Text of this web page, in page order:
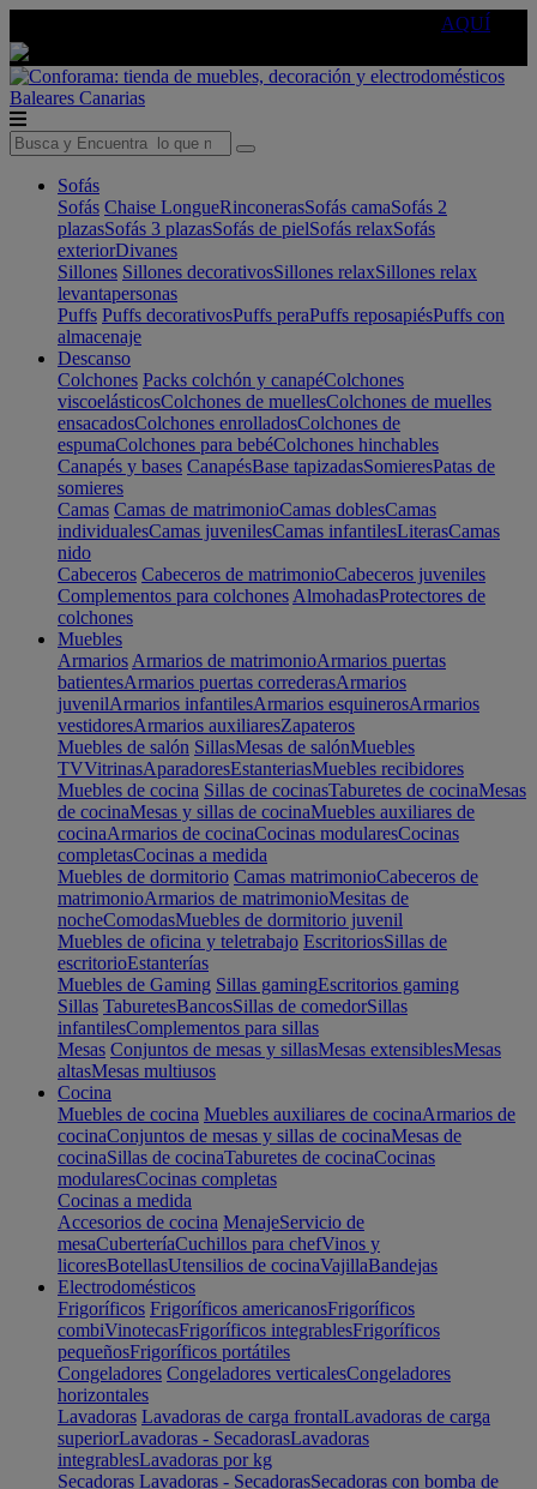
AQUÍ
Baleares Canarias
Sofás
Sofás Chaise LongueRinconerasSofás camaSofás 2
plazasSofás 3 plazasSofás de pielSofás relaxSofás
exteriorDivanes
Sillones Sillones decorativosSillones relaxSillones relax
levantapersonas
Puffs Puffs decorativosPuffs peraPuffs reposapiésPuffs con
almacenaje
Descanso
Colchones Packs colchón y canapéColchones
viscoelásticosColchones de muellesColchones de muelles
ensacadosColchones enrolladosColchones de
espumaColchones para bebéColchones hinchables
Canapés y bases CanapésBase tapizadasSomieresPatas de
somieres
Camas Camas de matrimonioCamas doblesCamas
individualesCamas juvenilesCamas infantilesLiterasCamas
nido
Cabeceros Cabeceros de matrimonioCabeceros juveniles
Complementos para colchones AlmohadasProtectores de
colchones
Muebles
Armarios Armarios de matrimonioArmarios puertas
batientesArmarios puertas correderasArmarios
juvenilArmarios infantilesArmarios esquinerosArmarios
vestidoresArmarios auxiliaresZapateros
Muebles de salón SillasMesas de salónMuebles
TVVitrinasAparadoresEstanteriasMuebles recibidores
Muebles de cocina Sillas de cocinasTaburetes de cocinaMesas
de cocinaMesas y sillas de cocinaMuebles auxiliares de
cocinaArmarios de cocinaCocinas modularesCocinas
completasCocinas a medida
Muebles de dormitorio Camas matrimonioCabeceros de
matrimonioArmarios de matrimonioMesitas de
nocheComodasMuebles de dormitorio juvenil
Muebles de oficina y teletrabajo EscritoriosSillas de
escritorioEstanterías
Muebles de Gaming Sillas gamingEscritorios gaming
Sillas TaburetesBancosSillas de comedorSillas
infantilesComplementos para sillas
Mesas Conjuntos de mesas y sillasMesas extensiblesMesas
altasMesas multiusos
Cocina
Muebles de cocina Muebles auxiliares de cocinaArmarios de
cocinaConjuntos de mesas y sillas de cocinaMesas de
cocinaSillas de cocinaTaburetes de cocinaCocinas
modularesCocinas completas
Cocinas a medida
Accesorios de cocina MenajeServicio de
mesaCuberteríaCuchillos para chefVinos y
licoresBotellasUtensilios de cocinaVajillaBandejas
Electrodomésticos
Frigoríficos Frigoríficos americanosFrigoríficos
combiVinotecasFrigoríficos integrablesFrigoríficos
pequeñosFrigoríficos portátiles
Congeladores Congeladores verticalesCongeladores
horizontales
Lavadoras Lavadoras de carga frontalLavadoras de carga
superiorLavadoras - SecadorasLavadoras
integrablesLavadoras por kg
Secadoras Lavadoras - SecadorasSecadoras con bomba de